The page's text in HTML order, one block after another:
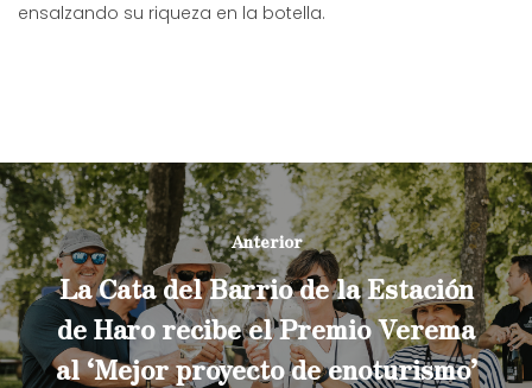
ensalzando su riqueza en la botella.
Anterior
La Cata del Barrio de la Estación
de Haro recibe el Premio Verema
al ‘Mejor proyecto de enoturismo’